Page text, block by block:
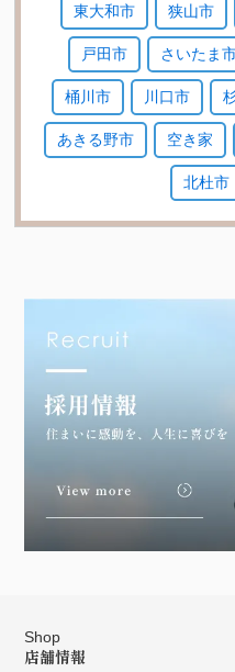
東大和市 狭山市
戸田市 さいたま
桶川市 川口市
あきる野市 空き家
北杜市
Shop
店舗情報